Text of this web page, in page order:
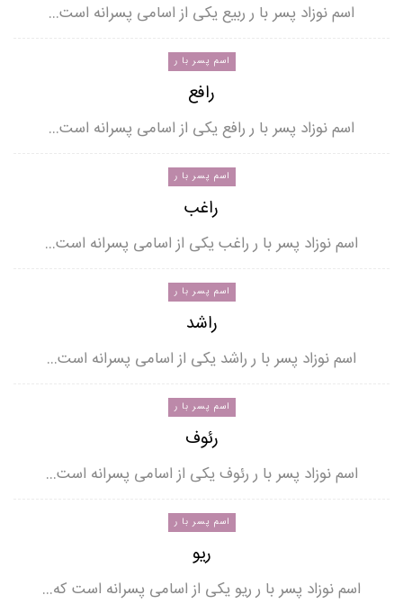
اسم نوزاد پسر با ر ربیع یکی از اسامی پسرانه است…
اسم پسر با ر
رافع
اسم نوزاد پسر با ر رافع یکی از اسامی پسرانه است…
اسم پسر با ر
راغب
اسم نوزاد پسر با ر راغب یکی از اسامی پسرانه است…
اسم پسر با ر
راشد
اسم نوزاد پسر با ر راشد یکی از اسامی پسرانه است…
اسم پسر با ر
رئوف
اسم نوزاد پسر با ر رئوف یکی از اسامی پسرانه است…
اسم پسر با ر
ریو
اسم نوزاد پسر با ر ریو یکی از اسامی پسرانه است که…